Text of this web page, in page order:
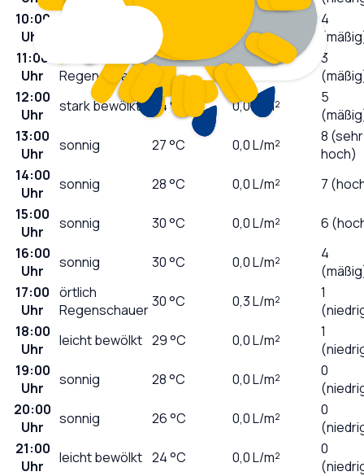
10:00
Uhr
25 0,0
4
11:00
Uhr
Regenschauer
24°C 0,1L/m²
3
12:00
Uhr
stark bewölkt 24°C 0,0L/m²
5
13:00
Uhr
sonnig 27°C 0,0L/m²
8 (sehr
hoch)
14:00
Uhr
sonnig 28°C 0,0L/m²
7
15:00
Uhr
sonnig 30°C 0,0L/m²
6
16:00
Uhr
sonnig 30°C 0,0L/m²
4
17:00
Uhr
örtlich
Regenschauer30°C 0,3L/m²
1
18:00
Uhr
leicht bewölkt 29°C 0,0L/m²
1
19:00
Uhr
sonnig 28°C 0,0L/m²
0
20:00
Uhr
sonnig 26°C 0,0L/m²
0
21:00
Uhr
leicht bewölkt 24°C 0,0L/m²
0